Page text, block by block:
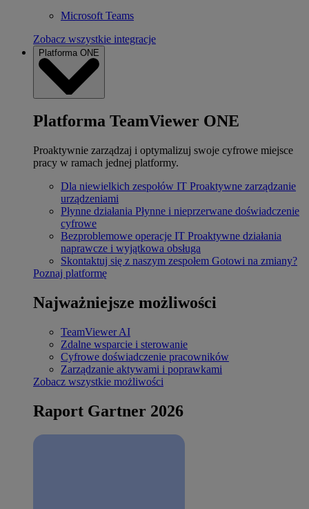
Microsoft Teams
Zobacz wszystkie integracje
Platforma ONE
Platforma TeamViewer ONE
Proaktywnie zarządzaj i optymalizuj swoje cyfrowe miejsce
pracy w ramach jednej platformy.
Dla niewielkich zespołów IT Proaktywne zarządzanie
urządzeniami
Płynne działania Płynne i nieprzerwane doświadczenie
cyfrowe
Bezproblemowe operacje IT Proaktywne działania
naprawcze i wyjątkowa obsługa
Skontaktuj się z naszym zespołem Gotowi na zmiany?
Poznaj platformę
Najważniejsze możliwości
TeamViewer AI
Zdalne wsparcie i sterowanie
Cyfrowe doświadczenie pracowników
Zarządzanie aktywami i poprawkami
Zobacz wszystkie możliwości
Raport Gartner 2026